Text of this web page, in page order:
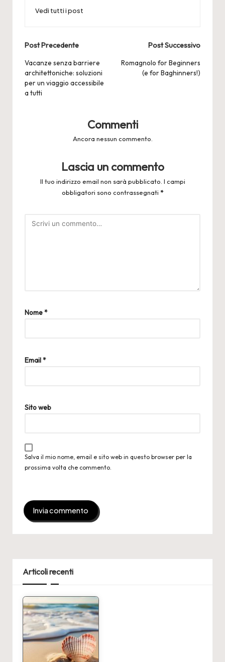
Vedi tutti i post
Post
navigation
Post Precedente
Vacanze senza barriere
architettoniche: soluzioni
per un viaggio accessibile
a tutti
Post Successivo
Romagnolo for Beginners
(e for Baghinners!)
Commenti
Ancora nessun commento.
Lascia un commento
Il tuo indirizzo email non sarà pubblicato. I campi
obbligatori sono contrassegnati *
Nome*
Email*
Sito web
Salva il mio nome, email e sito web in questo browser per la
prossima volta che commento.
Articoli recenti